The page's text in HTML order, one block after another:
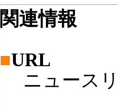
関連情報
■URL
ニュースリ